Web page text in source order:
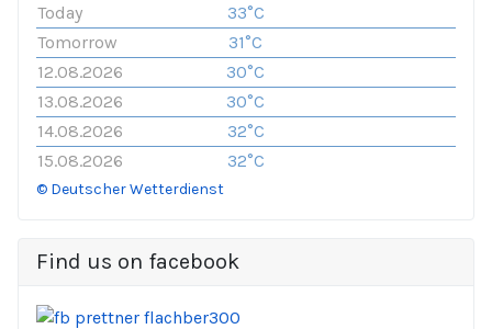
Today
33°C
Tomorrow
31°C
12.08.2026
30°C
13.08.2026
30°C
14.08.2026
32°C
15.08.2026
32°C
© Deutscher Wetterdienst
Find us on facebook